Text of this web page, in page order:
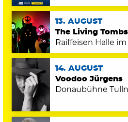
13. AUGUST
The Living
Raiffeisen Halle
14. AUGUST
Voodoo Jürgens
Donaubühne Tulln